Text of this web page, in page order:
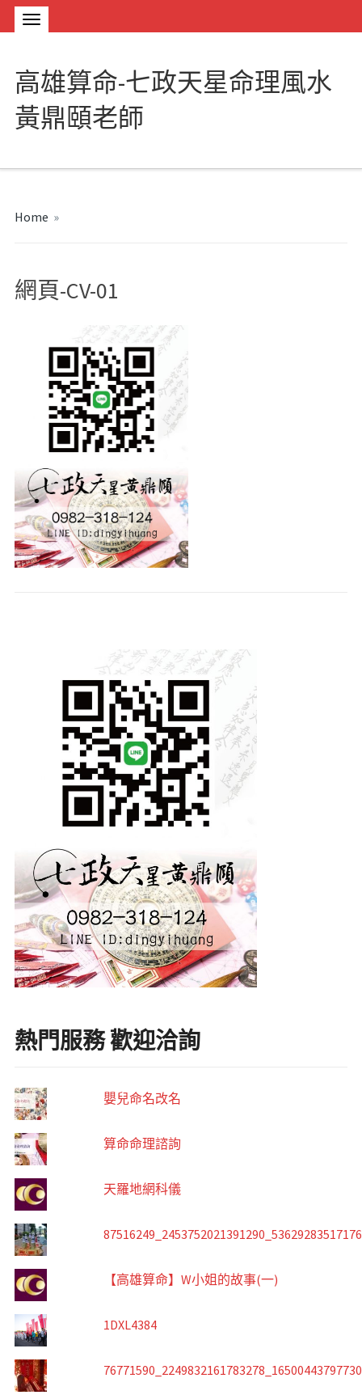
高雄算命-七政天星命理風水
黃鼎頤老師
Home »
網頁-CV-01
熱門服務 歡迎洽詢
嬰兒命名改名
算命命理諮詢
天羅地網科儀
【高雄算命】W小姐的故事(一)
1DXL4384